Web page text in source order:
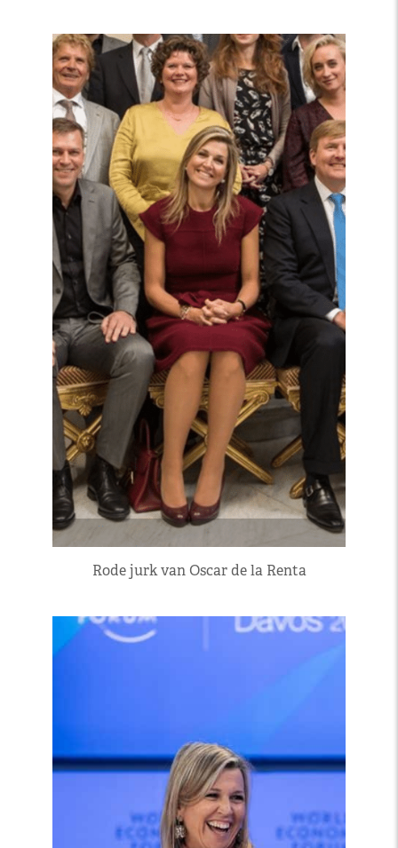
Rode jurk van Oscar de la Renta